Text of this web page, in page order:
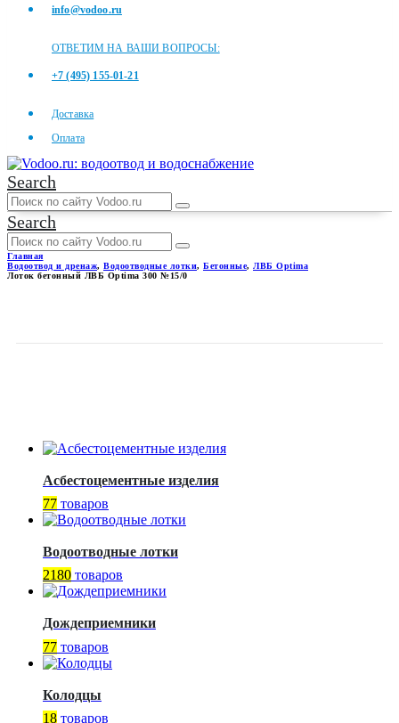
info@vodoo.ru
ОТВЕТИМ НА ВАШИ ВОПРОСЫ:
+7 (495) 155-01-21
Доставка
Оплата
Search
Search
Главная
Водоотвод и дренаж, Водоотводные лотки, Бетонные, ЛВБ Optima
Лоток бетонный ЛВБ Optima 300 №15/0
Асбестоцементные изделия
77 товаров
Водоотводные лотки
2180 товаров
Дождеприемники
77 товаров
Колодцы
18 товаров